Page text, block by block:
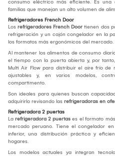
consumo eléctrico más eficiente. Es una
familias que manejan un alto volumen de
Refrigeradores French Door
Los refrigeradores French Door tienen dos
refrigeración y un cajón congelador en la
los formatos más ergonómicos del mercado.
Al mantener los alimentos de consumo
el tiempo con la puerta abierta y, por
Multi Air Flow para distribuir el aire frío de
ajustables y, en varios modelos,
compartimento.
Son ideales para quienes buscan
adquirirlo revisando las refrigeradoras en
Refrigeradora 2 puertas
La refrigeradora 2 puertas es el formato
mercado peruano. Tiene el congelador
inferior, una distribución práctica y
hogares.
Los modelos actuales ya integran